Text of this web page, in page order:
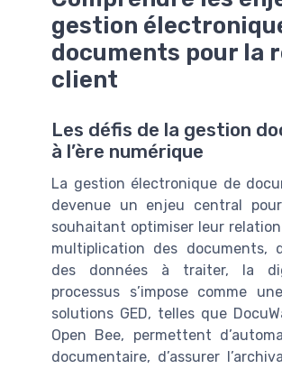
gestion
documents pour la
client
Les défis de la gestion
à l’ère numérique
La gestion électronique de
devenue un enjeu central
souhaitant optimiser leur
multiplication des documents,
des données à traiter, la
processus s’impose comme
solutions GED, telles que
Open Bee, permettent
documentaire, d’assurer